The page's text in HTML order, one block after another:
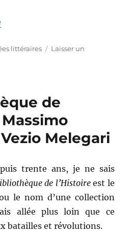
littéraires
Laisser un
de
Massimo
Melegari
trente ans, je ne sais
de l’Histoireest le
le nom d’une collection
allée plus loin que ce
batailles et révolutions.